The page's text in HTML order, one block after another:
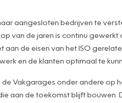
aangesloten bedrijven te
van de jaren is continu
aan de eisen van het ISO
en de klanten optimaal te
Vakgarages onder andere op
aan de toekomst blijft bouwen.